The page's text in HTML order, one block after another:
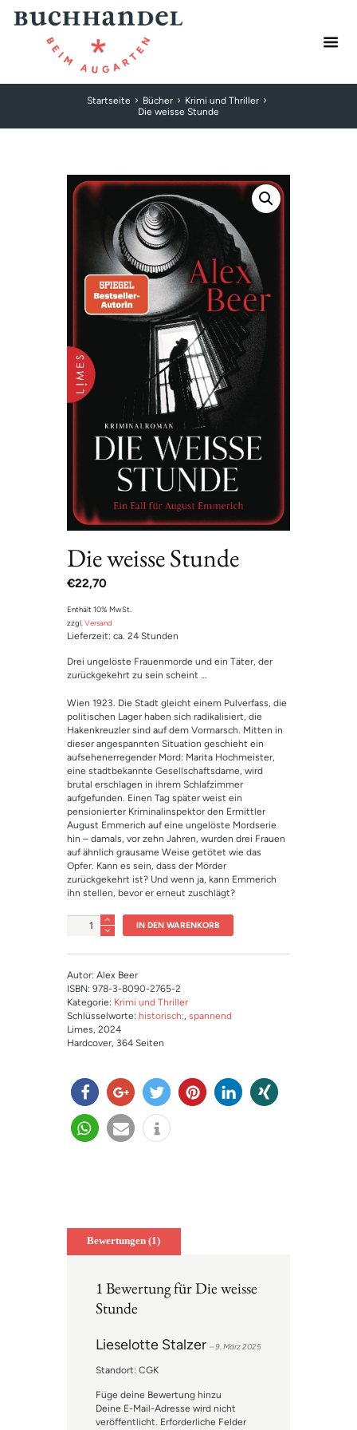
Startseite Bücher
Krimi und Thriller
Die weisse Stunde
Die weisse Stunde
€22,70
Enthält 10% MwSt.
zzgl.Versand
Lieferzeit: ca. 24 Stunden
Drei ungelöste Frauenmorde und ein Täter, der
zurückgekehrt zu sein scheint …
Wien 1923. Die Stadt gleicht einem Pulverfass, die
politischen Lager haben sich radikalisiert, die
Hakenkreuzler sind auf dem Vormarsch. Mitten in
dieser angespannten Situation geschieht ein
aufsehenerregender Mord: Marita Hochmeister,
eine stadtbekannte Gesellschaftsdame, wird
brutal erschlagen in ihrem Schlafzimmer
aufgefunden. Einen Tag später weist ein
pensionierter Kriminalinspektor den Ermittler
August Emmerich auf eine ungelöste Mordserie
hin – damals, vor zehn Jahren, wurden drei Frauen
auf ähnlich grausame Weise getötet wie das
Opfer. Kann es sein, dass der Mörder
zurückgekehrt ist? Und wenn ja, kann Emmerich
ihn stellen, bevor er erneut zuschlägt?
Anzahl IN DEN WARENKORB
Autor: Alex Beer
ISBN: 978-3-8090-2765-2
Kategorie: Krimi und Thriller
Schlüsselworte: historisch;, spannend
Limes, 2024
Hardcover, 364 Seiten
teilen teilen twitter
Bewertungen (1)
1 Bewertung fürDie weisse
Stunde
Lieselotte Stalzer –9. März 2025
Standort: CGK
Füge deine Bewertung hinzu
Deine E-Mail-Adresse wird nicht
veröffentlicht. Erforderliche Felder